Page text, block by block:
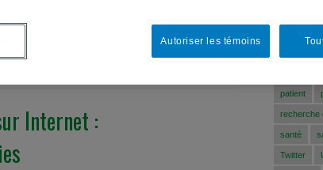
corps et sa sexualité. Par le biais d’une méthode
...
Internet :
patient
recherche
santé
Twitter
Autoriser les témoins